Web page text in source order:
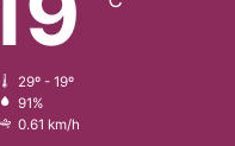
29º - 19º
91%
0.61 km/h